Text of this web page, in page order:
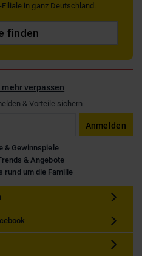
in ganz Deutschland.
finden
verpassen
& Vorteile sichern
Anmelden
& Gewinnspiele
& Angebote
rund um die Familie